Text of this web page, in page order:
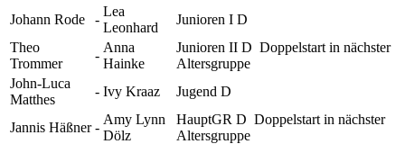
Johann Rode -
Lea
Leonhard
Junioren I D
Theo
Trommer
-
Anna
Hainke
Junioren II D Doppelstart in nächster
Altersgruppe
John-Luca
Matthes
- Ivy Kraaz Jugend D
Jannis Häßner -
Amy Lynn
Dölz
HauptGR D Doppelstart in nächster
Altersgruppe